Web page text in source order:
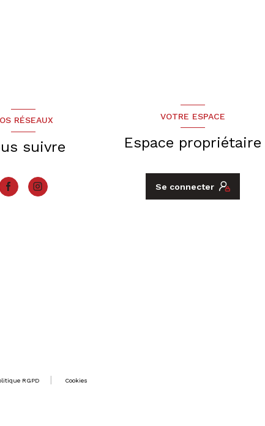
RÉSEAUX
suivre
VOTRE ESPACE
Espace propriétaire
Se connecter
RGPD Cookies